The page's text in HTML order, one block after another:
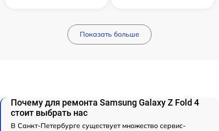
Показать больше
Почему для ремонта Samsung Galaxy Z Fold 4
стоит выбрать нас
В Санкт-Петербурге существует множество сервис-